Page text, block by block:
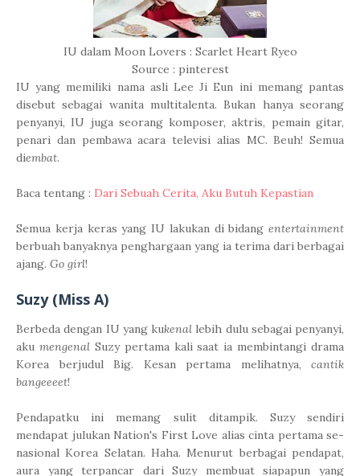
IU dalam Moon Lovers : Scarlet Heart Ryeo
Source : pinterest
IU yang memiliki nama asli Lee Ji Eun ini memang pantas
disebut sebagai wanita multitalenta. Bukan hanya seorang
penyanyi, IU juga seorang komposer, aktris, pemain gitar,
penari dan pembawa acara televisi alias MC. Beuh! Semua
diembat.
Baca tentang : Dari Sebuah Cerita, Aku Butuh Kepastian
Semua kerja keras yang IU lakukan di bidang entertainment
berbuah banyaknya penghargaan yang ia terima dari berbagai
ajang. Go girl!
Suzy (Miss A)
Berbeda dengan IU yang kukenal lebih dulu sebagai penyanyi,
aku mengenalSuzy pertama kali saat ia membintangi drama
Korea berjudul Big. Kesan pertama melihatnya, cantik
bangeeeet!
Pendapatku ini memang sulit ditampik. Suzy sendiri
mendapat julukan Nation's First Love alias cinta pertama se-
nasional Korea Selatan. Haha. Menurut berbagai pendapat,
aura yang terpancar dari Suzy membuat siapapun yang